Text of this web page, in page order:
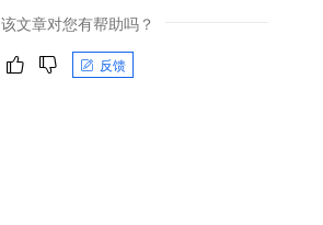
该文章对您有帮助吗？
反馈